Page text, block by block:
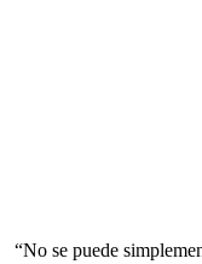
“No se puede